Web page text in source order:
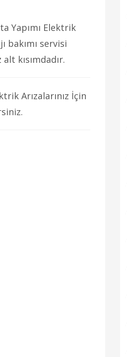
Yapımı Elektrik
bakımı servisi
kısımdadır.
Arızalarınız İçin